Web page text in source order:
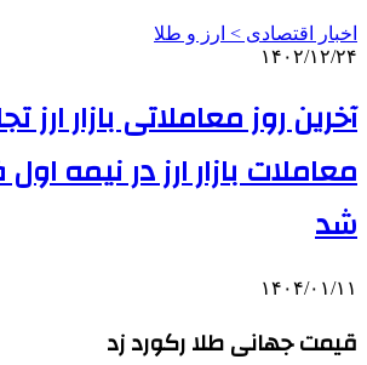
اخبار اقتصادی > ارز و طلا
۱۴۰۲/۱۲/۲۴
آخرین روز معاملاتی بازار ارز
معاملات بازار ارز در نیمه
شد
۱۴۰۴/۰۱/۱۱
قیمت جهانی طلا رکورد زد